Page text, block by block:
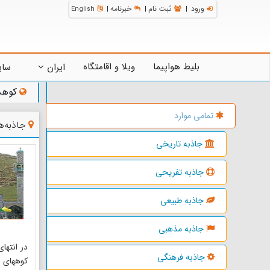
ورود | ثبت نام | خبرنامه |
English
بلیط هواپیما ویلا و اقامتگاه ایران
تمامی موارد
جاذبه تاریخی
جاذبه تفریحی
جاذبه طبیعی
جاذبه مذهبی
جاذبه فرهنگی
در
کوههای